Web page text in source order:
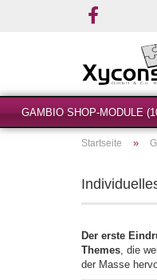
GAMBIO SHOP-MODULE
Startseite »
Der erste
Themes, die
der Masse